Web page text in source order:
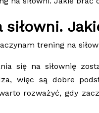
trening na
się na siłownię
więc są dobre
rozważyć, gdy